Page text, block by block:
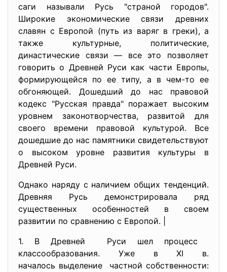
саги называли Русь "страной городов".
Широкие экономические связи древних
славян с Европой (путь из варяг в греки), а
также культурные, политические,
династические связи — все это позволяет
говорить о Древней Руси как части Европы,
формирующейся по ее типу, а в чем-то ее
обгоняющей. Дошедший до нас правовой
кодекс "Русская правда" поражает высоким
уровнем законотворчества, развитой для
своего времени правовой культурой. Все
дошедшие до нас памятники свидетельствуют
о высоком уровне развития культуры в
Древней Руси.
Однако наряду с наличием общих тенденций.
Древняя Русь демонстрировала ряд
существенных особенностей в своем
развитии по сравнению с Европой. |
1. В Древней Руси шел процесс
классообразования. Уже в XI в.
началось выделение частной собственности: